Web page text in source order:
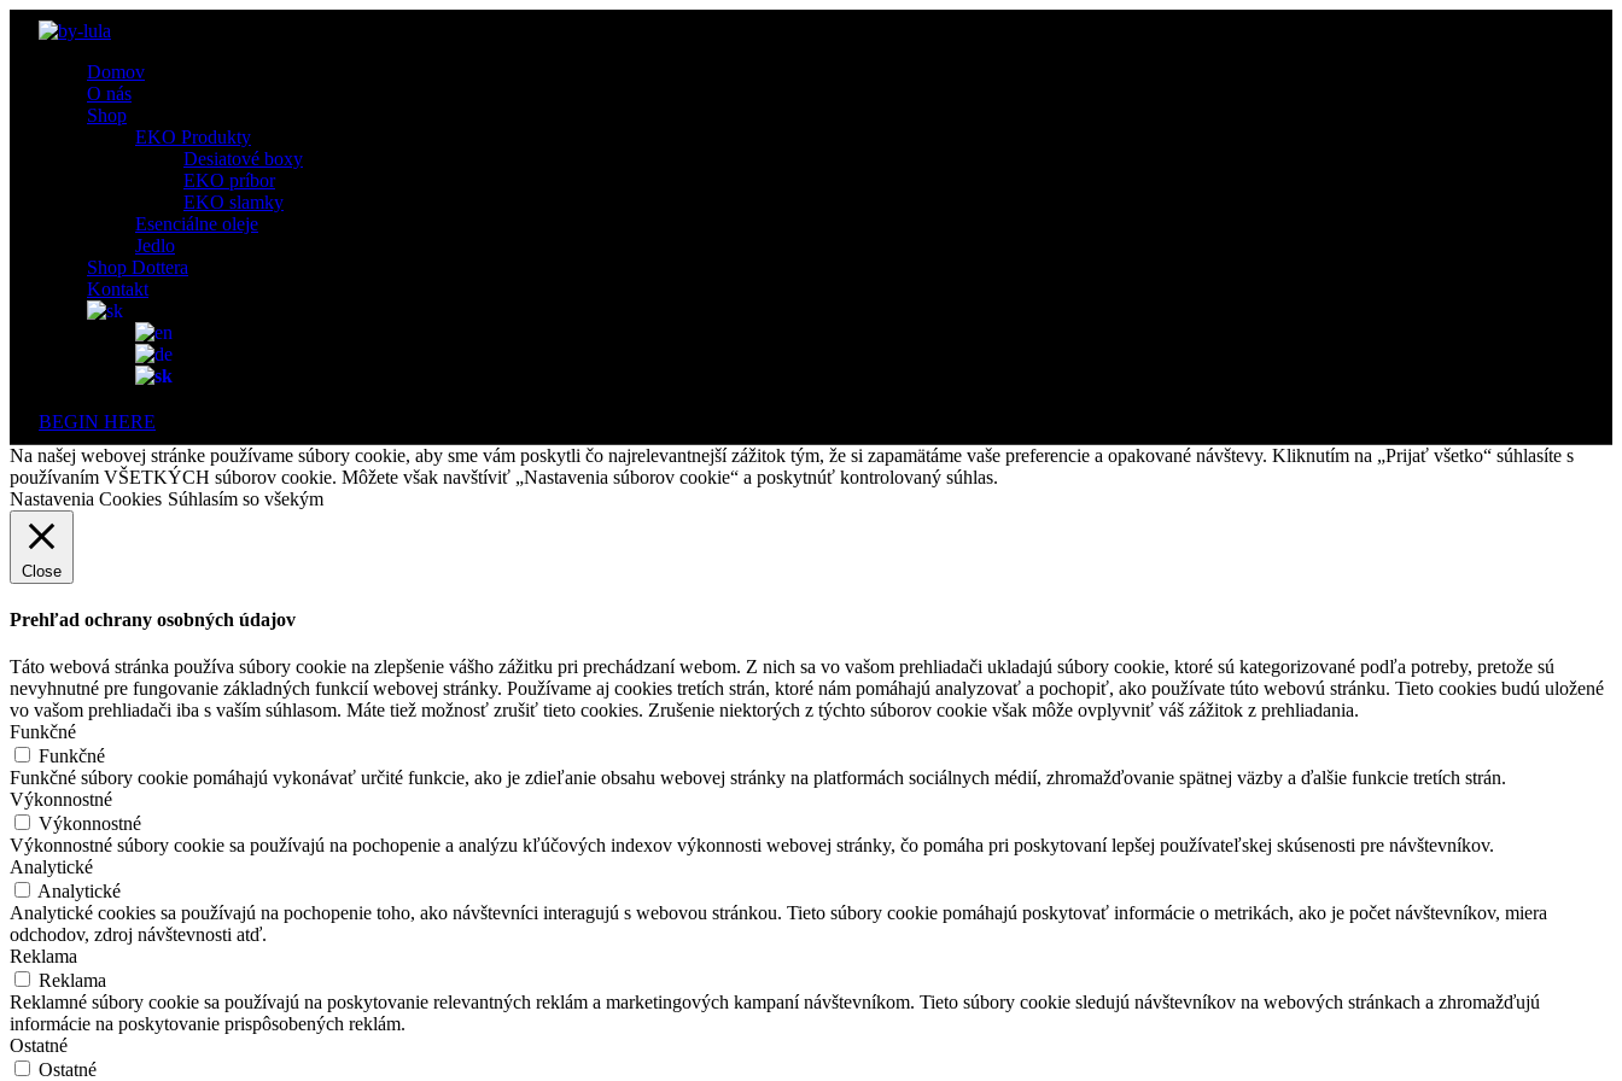
Domov
O nás
Shop
EKO Produkty
Desiatové boxy
EKO príbor
EKO slamky
Esenciálne oleje
Jedlo
Shop Dottera
Kontakt
BEGIN HERE
Na našej webovej stránke používame súbory cookie, aby sme vám poskytli čo najrelevantnejší zážitok tým, že si zapamätáme vaše preferencie a opakované návštevy. Kliknutím na „Prijať všetko“ súhlasíte s
používaním VŠETKÝCH súborov cookie. Môžete však navštíviť „Nastavenia súborov cookie“ a poskytnúť kontrolovaný súhlas.
Nastavenia Cookies Súhlasím so všekým
Close
Prehľad ochrany osobných údajov
Táto webová stránka používa súbory cookie na zlepšenie vášho zážitku pri prechádzaní webom. Z nich sa vo vašom prehliadači ukladajú súbory cookie, ktoré sú kategorizované podľa potreby, pretože sú
nevyhnutné pre fungovanie základných funkcií webovej stránky. Používame aj cookies tretích strán, ktoré nám pomáhajú analyzovať a pochopiť, ako používate túto webovú stránku. Tieto cookies budú uložené
vo vašom prehliadači iba s vaším súhlasom. Máte tiež možnosť zrušiť tieto cookies. Zrušenie niektorých z týchto súborov cookie však môže ovplyvniť váš zážitok z prehliadania.
Funkčné
Funkčné
Funkčné súbory cookie pomáhajú vykonávať určité funkcie, ako je zdieľanie obsahu webovej stránky na platformách sociálnych médií, zhromažďovanie spätnej väzby a ďalšie funkcie tretích strán.
Výkonnostné
Výkonnostné
Výkonnostné súbory cookie sa používajú na pochopenie a analýzu kľúčových indexov výkonnosti webovej stránky, čo pomáha pri poskytovaní lepšej používateľskej skúsenosti pre návštevníkov.
Analytické
Analytické
Analytické cookies sa používajú na pochopenie toho, ako návštevníci interagujú s webovou stránkou. Tieto súbory cookie pomáhajú poskytovať informácie o metrikách, ako je počet návštevníkov, miera
odchodov, zdroj návštevnosti atď.
Reklama
Reklama
Reklamné súbory cookie sa používajú na poskytovanie relevantných reklám a marketingových kampaní návštevníkom. Tieto súbory cookie sledujú návštevníkov na webových stránkach a zhromažďujú
informácie na poskytovanie prispôsobených reklám.
Ostatné
Ostatné